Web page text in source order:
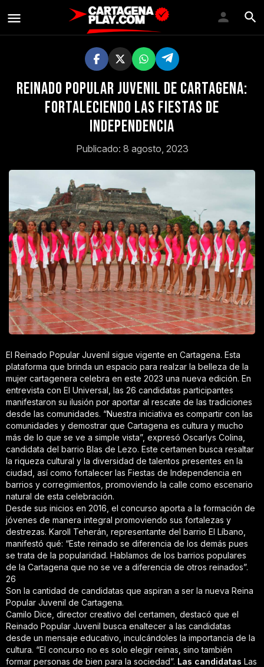
Reinado Popular Juvenil de Cartagena:
fortaleciendo las Fiestas de
Independencia
Publicado: 8 agosto, 2023
El Reinado Popular Juvenil sigue vigente en Cartagena. Esta
plataforma que brinda un espacio para realzar la belleza de la
mujer cartagenera celebra en este 2023 una nueva edición. En
entrevista con El Universal, las 26 candidatas participantes
manifestaron su ilusión por aportar al rescate de las tradiciones
desde las comunidades. “Nuestra iniciativa es compartir con las
comunidades y demostrar que Cartagena es cultura y mucho
más de lo que se ve a simple vista”, expresó Oscarlys Colina,
candidata del barrio Blas de Lezo. Este certamen busca resaltar
la riqueza cultural y la diversidad de talentos presentes en la
ciudad, así como fortalecer las Fiestas de Independencia en
barrios y corregimientos, promoviendo la calle como escenario
natural de esta celebración.
Desde sus inicios en 2016, el concurso aporta a la formación de
jóvenes de manera integral promoviendo sus fortalezas y
destrezas. Karoll Teherán, representante del barrio El Líbano,
manifestó qué: “Este reinado se diferencia de los demás pues
se trata de la popularidad. Hablamos de los barrios populares
de la Cartagena que no se ve a diferencia de otros reinados”.
26
Son la cantidad de candidatas que aspiran a ser la nueva Reina
Popular Juvenil de Cartagena.
Camilo Dice, director creativo del certamen, destacó que el
Reinado Popular Juvenil busca enaltecer a las candidatas
desde un mensaje educativo, inculcándoles la importancia de la
cultura. “El concurso no es solo elegir reinas, sino también
formar personas de bien para la sociedad”. Las candidatas Las